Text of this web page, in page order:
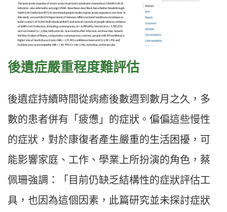
後遺症嚴重程度難評估
後遺症持續時間從病癒後數週到數月之久，多
數的患者併有「疲憊」的症狀。偏偏這些慢性
的症狀，對於康復者產生嚴重的生活困擾，可
能影響家庭、工作、學業上所扮演的角色，蔡
佩珊強調：「目前仍缺乏結構性的症狀評估工
具，也因為這個因素，此篇研究並未探討症狀